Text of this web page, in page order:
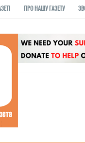
ПРО НАШУ ГАЗЕТУ